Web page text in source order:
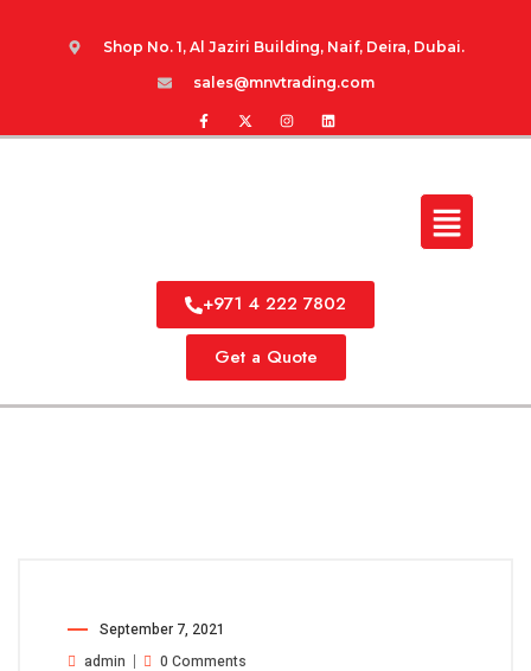
Shop No. 1, Al Jaziri Building, Naif, Deira, Dubai.
sales@mnvtrading.com
+971 4 222 7802
Get a Quote
September 7, 2021
admin
0 Comments